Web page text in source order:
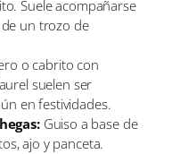
Suele acompañarse
un trozo de
o cabrito con
suelen ser
en festividades.
Guiso a base de
ajo y panceta.